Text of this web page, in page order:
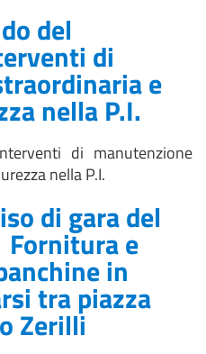
del
di
e
nella P.I.
di manutenzione
nella P.I.
di gara del
e
in
tra piazza
Zerilli